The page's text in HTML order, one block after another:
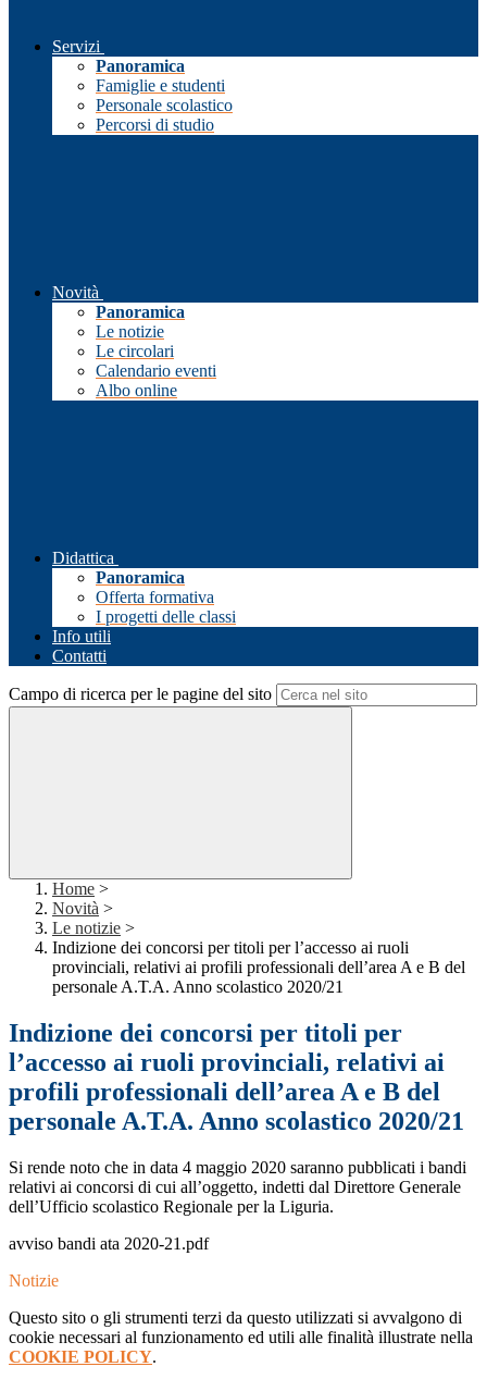
Servizi
Panoramica
Famiglie e studenti
Personale scolastico
Percorsi di studio
Novità
Panoramica
Le notizie
Le circolari
Calendario eventi
Albo online
Didattica
Panoramica
Offerta formativa
I progetti delle classi
Info utili
Contatti
Campo di ricerca per le pagine del sito
Home >
Novità >
Le notizie >
Indizione dei concorsi per titoli per l’accesso ai ruoli
provinciali, relativi ai profili professionali dell’area A e B del
personale A.T.A. Anno scolastico 2020/21
Indizione dei concorsi per titoli per
l’accesso ai ruoli provinciali, relativi ai
profili professionali dell’area A e B del
personale A.T.A. Anno scolastico 2020/21
Si rende noto che in data 4 maggio 2020 saranno pubblicati i bandi
relativi ai concorsi di cui all’oggetto, indetti dal Direttore Generale
dell’Ufficio scolastico Regionale per la Liguria.
avviso bandi ata 2020-21.pdf
Notizie
Questo sito o gli strumenti terzi da questo utilizzati si avvalgono di
cookie necessari al funzionamento ed utili alle finalità illustrate nella
COOKIE POLICY.